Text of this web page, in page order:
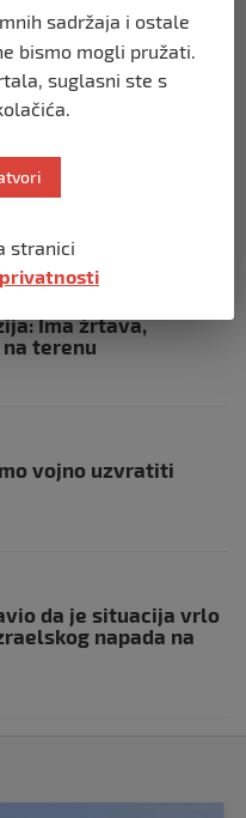
kapetan iz Sarajeva
Ima žrtava,
terenu
vojno uzvratiti
da je situacija vrlo
napada na
sadržaja i ostale
bismo mogli pružati.
suglasni ste s
stranici